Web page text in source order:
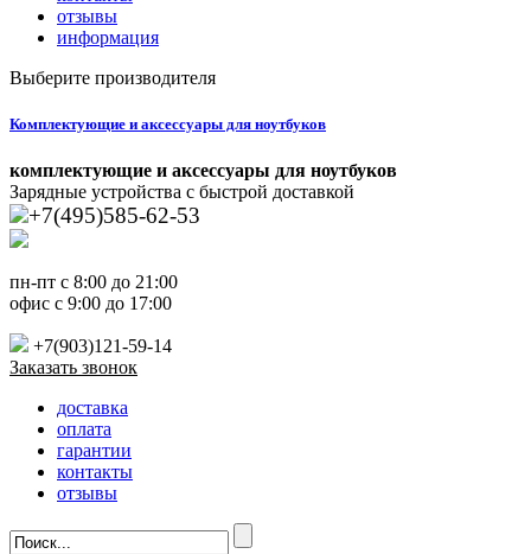
отзывы
информация
Выберите производителя
Комплектующие и аксессуары для ноутбуков
комплектующие и аксессуары для ноутбуков
Зарядные устройства с быстрой доставкой
+7(495)585-62-53
пн-пт с 8:00 до 21:00
офис с 9:00 до 17:00
+7(903)121-59-14
Заказать звонок
доставка
оплата
гарантии
контакты
отзывы